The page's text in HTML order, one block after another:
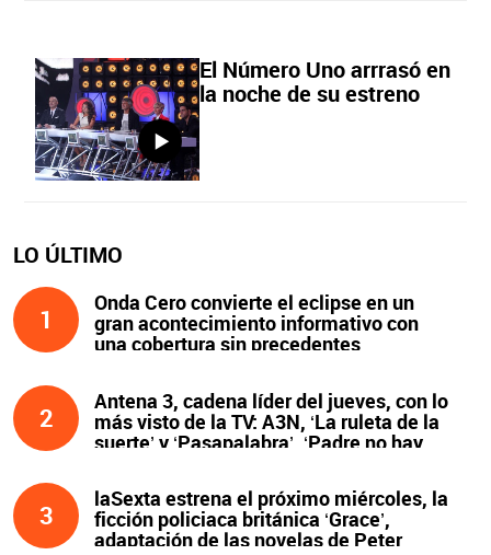
El Número Uno arrrasó en
la noche de su estreno
LO ÚLTIMO
1
Onda Cero convierte el eclipse en un
gran acontecimiento informativo con
una cobertura sin precedentes
2
Antena 3, cadena líder del jueves, con lo
más visto de la TV: A3N, ‘La ruleta de la
suerte’ y ‘Pasapalabra’. ‘Padre no hay
3
laSexta estrena el próximo miércoles, la
ficción policiaca británica ‘Grace’,
adaptación de las novelas de Peter